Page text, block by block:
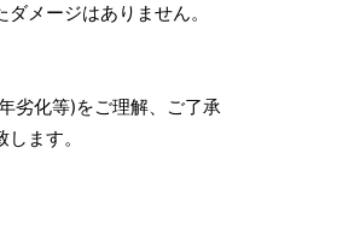
メージはありません。
劣化等)をご理解、ご了承
ます。